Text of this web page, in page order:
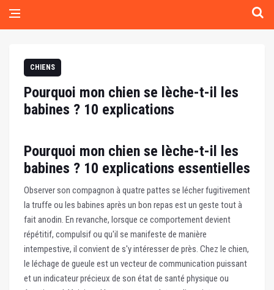
CHIENS
Pourquoi mon chien se lèche-t-il les
babines ? 10 explications
Pourquoi mon chien se lèche-t-il les
babines ? 10 explications essentielles
Observer son compagnon à quatre pattes se lécher fugitivement
la truffe ou les babines après un bon repas est un geste tout à
fait anodin. En revanche, lorsque ce comportement devient
répétitif, compulsif ou qu'il se manifeste de manière
intempestive, il convient de s'y intéresser de près. Chez le chien,
le léchage de gueule est un vecteur de communication puissant
et un indicateur précieux de son état de santé physique ou